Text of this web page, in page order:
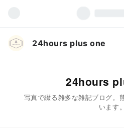
24hours plus one
24hours
写真で綴る雑多な雑記ブログ。
います。